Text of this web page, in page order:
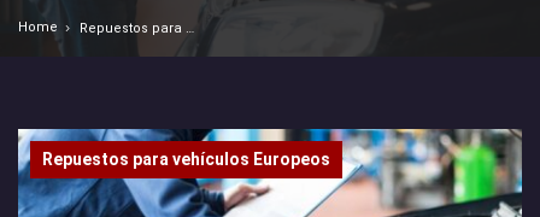
Home
Repuestos para vehículos Europeos